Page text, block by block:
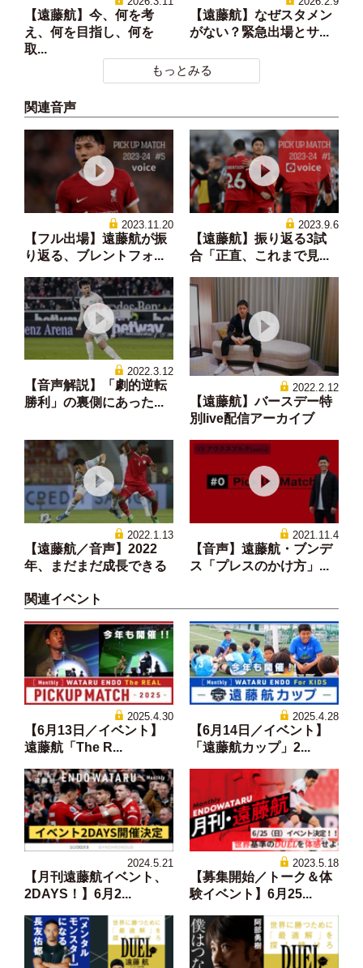
【遠藤航】今、何を考
え、何を目指し、何を
取...
【遠藤航】なぜスタメン
がない？緊急出場とサ...
もっとみる
関連音声
2023.11.20
【フル出場】遠藤航が振
り返る、ブレントフォ...
2023.9.6
【遠藤航】振り返る3試
合「正直、これまで見...
2022.3.12
【音声解説】「劇的逆転
勝利」の裏側にあった...
2022.2.12
【遠藤航】バースデー特
別live配信アーカイブ
2022.1.13
【遠藤航／音声】2022
年、まだまだ成長できる
2021.11.4
【音声】遠藤航・ブンデ
ス「プレスのかけ方」...
関連イベント
2025.4.30
【6月13日／イベント】
遠藤航「The R...
2025.4.28
【6月14日／イベント】
「遠藤航カップ」2...
2024.5.21
【月刊遠藤航イベント、
2DAYS！】6月2...
2023.5.18
【募集開始／トーク＆体
験イベント】6月25...